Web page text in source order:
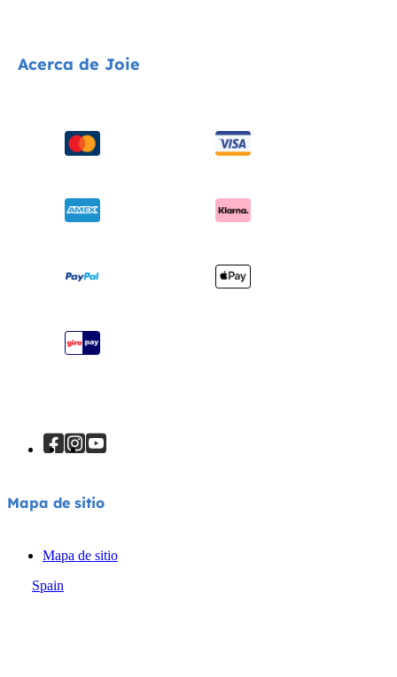
Cochecitos
Columpios y hamacas
Portabebés
Envíos y devoluciones
Garantía
Sitemap
Acerca de Joie
Quiénes somos
Premios
Registra tu producto
Mapa de sitio
Mapa de sitio
Spain